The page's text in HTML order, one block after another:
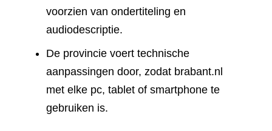
voorzien van ondertiteling en
audiodescriptie.
De provincie voert technische
aanpassingen door, zodat brabant.nl
met elke pc, tablet of smartphone te
gebruiken is.